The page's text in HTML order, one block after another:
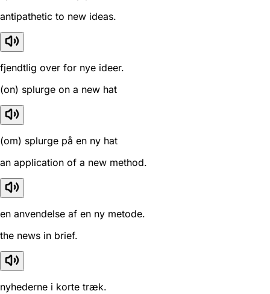
antipathetic to new ideas.
fjendtlig over for nye ideer.
(on) splurge on a new hat
(om) splurge på en ny hat
an application of a new method.
en anvendelse af en ny metode.
the news in brief.
nyhederne i korte træk.